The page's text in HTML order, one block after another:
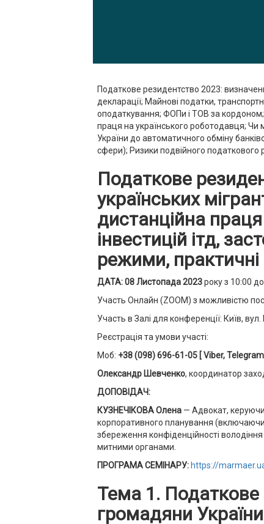
Податкове резидентство 2023:
декларації; Майнові податки,
оподаткування; ФОПи і ТОВ за кордоном;
праця на українського роботодавця;
України до автоматичного обміну
сфери); Ризики подвійного податкового
Податкове
українських
дистанційна
інвестицій ітд,
режими, практичні
ДАТА: 08 Листопада 2023року з 10:00
Участь Онлайн (ZOOM) з можливістю
Участь в Залі для конференції: Київ,
Реєстрація та умови участі:
Моб: +38 (098) 696-61-05 [ Viber, Telegram ]
Олександр Шевченко, координатор
ДОПОВІДАЧ:
КУЗНЕЧІКОВА Олена — Адвокат,
корпоративного планування (включаючи
збереження конфіденційності
митними органами.
ПРОГРАМА СЕМІНАРУ: https://
Тема 1. Податкове
громадяни